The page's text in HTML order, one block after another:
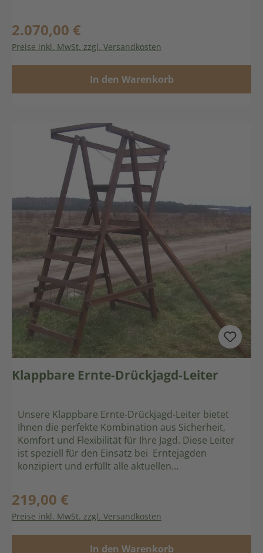
Regulärer Preis:
2.070,00 €
Preise inkl. MwSt. zzgl. Versandkosten
In den Warenkorb
Klappbare Ernte-Drückjagd-Leiter
Unsere Klappbare Ernte-Drückjagd-Leiter bietet
Ihnen die perfekte Kombination aus Sicherheit,
Komfort und Flexibilität für Ihre Jagd. Diese Leiter
ist speziell für den Einsatz bei Erntejagden
konzipiert und erfüllt alle aktuellen
Konstruktion: Mit je einer Flügelmutter können die
seitlichen Stützen festgeschraubt werden, was für
zusätzliche Stabilität sorgt. Anpassungsfähig: Die
an, sodass Sie immer einen sicheren Stand haben.
Regulärer Preis:
219,00 €
Preise inkl. MwSt. zzgl. Versandkosten
In den Warenkorb